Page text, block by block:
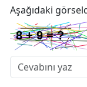
Aşağıdaki